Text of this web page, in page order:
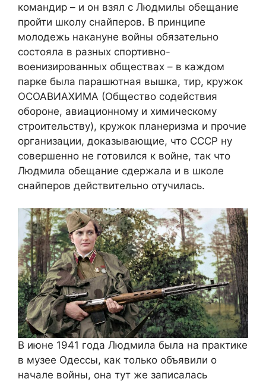
командир – и он взял с Людмилы обещание
пройти школу снайперов. В принципе
молодежь накануне войны обязательно
состояла в разных спортивно-
военизированных обществах – в каждом
парке была парашютная вышка, тир, кружок
ОСОАВИАХИМА (Общество содействия
обороне, авиационному и химическому
строительству), кружок планеризма и прочие
организации, доказывающие, что СССР ну
совершенно не готовился к войне, так что
Людмила обещание сдержала и в школе
снайперов действительно отучилась.
В июне 1941 года Людмила была на практике
в музее Одессы, как только объявили о
начале войны, она тут же записалась